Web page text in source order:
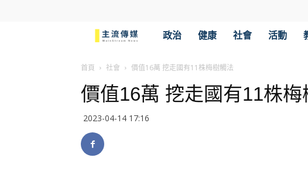
流
傳
政治 健康 社會 活動
首頁 社會 價值16萬 挖走國有11株梅樹觸法
價值16萬 挖走國有11株梅
2023-04-14 17:16